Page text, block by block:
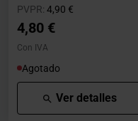
PVPR: Precio rebajado desde
4,90 €
4,80 €
Con IVA
Agotado
Ver detalles